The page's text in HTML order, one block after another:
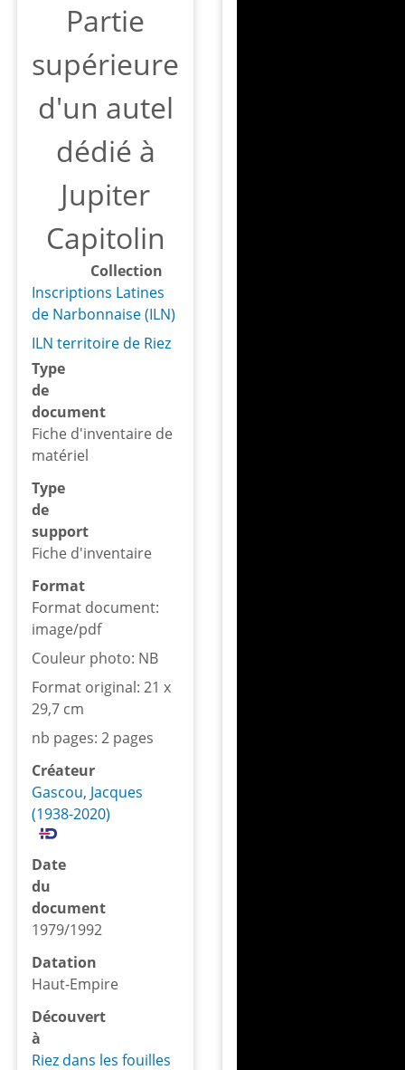
Partie
supérieure
d'un autel
dédié à
Jupiter
Capitolin
Collection
Inscriptions Latines
de Narbonnaise (ILN)
ILN territoire de Riez
Type
de
document
Fiche d'inventaire de
matériel
Type
de
support
Fiche d'inventaire
Format
Format document:
image/pdf
Couleur photo: NB
Format original: 21 x
29,7 cm
nb pages: 2 pages
Créateur
Gascou, Jacques
(1938-2020)
Date
du
document
1979/1992
Datation
Haut-Empire
Découvert
à
Riez dans les fouilles